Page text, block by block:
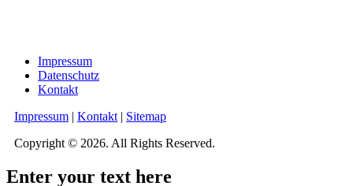
Impressum
Datenschutz
Kontakt
Impressum | Kontakt | Sitemap
Copyright © 2026. All Rights Reserved.
Enter your text here